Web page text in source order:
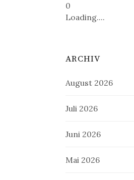
0
Loading....
ARCHIV
August 2026
Juli 2026
Juni 2026
Mai 2026